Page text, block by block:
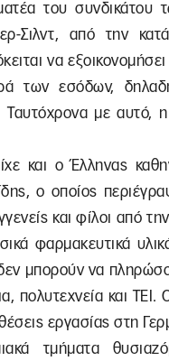
του συνδικάτου
Σιλντ, από την
να
των εσόδων,
Ταυτόχρονα με αυτό,
και ο Έλληνας
ο οποίος
και φίλοι από
φαρμακευτικά
μπορούν να
πολυτεχνεία και
εργασίας στη
τμήματα